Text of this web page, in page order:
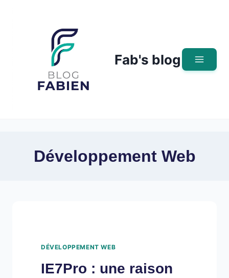
Fab's blog
Développement Web
DÉVELOPPEMENT WEB
IE7Pro : une raison